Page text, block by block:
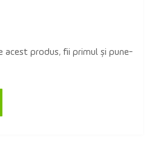
acest produs, fii primul și pune-